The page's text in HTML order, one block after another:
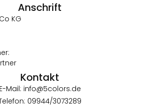
Anschrift
KG
Kontakt
E-Mail: info@5colors.de
09944/3073289